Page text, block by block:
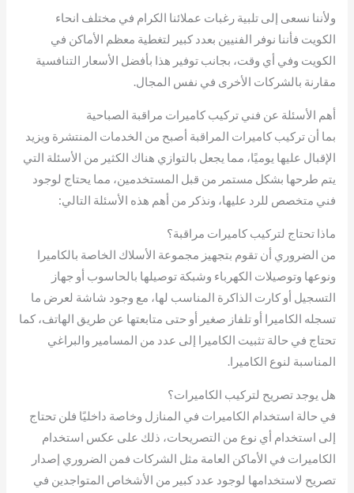
ولأننا نسعى إلى تلبية رغبات عملائنا الكرام في مختلف انحاء
الكويت فأننا نوفر الفنيين بعدد كبير لتغطية معظم الأماكن في
الكويت وفي أي وقت، بجانب توفير هذا بأفضل الأسعار التنافسية
مقارنة بالشركات الأخرى في نفس المجال.
أهم الأسئلة عن فني تركيب كاميرات مراقبة الصباحية
بما أن تركيب كاميرات المراقبة أصبح من الخدمات المنتشرة ويزيد
الإقبال عليها يوميًا، مما يجعل بالتوازي هناك الكثير من الأسئلة التي
يتم طرحها بشكل مستمر من قبل المستخدمين، مما يحتاج لوجود
فني متخصص للرد عليها، ونذكر من أهم هذه الأسئلة التالي:
ماذا تحتاج لتركيب كاميرات مراقبة؟
من الضروري أن تقوم بتجهيز مجموعة الأسلاك الخاصة بالكاميرا
ونوعها وتوصيلات الكهرباء وشبكة توصيلها بالحاسوب أو جهاز
التسجيل أو كارت الذاكرة المناسب لها، مع وجود شاشة لعرض ما
تسجله الكاميرا أو تلفاز صغير أو حتى متابعتها عن طريق الهاتف، كما
تحتاج في حالة تثبيت الكاميرا إلى عدد من المسامير والبراغي
المناسبة لنوع الكاميرا.
هل يوجد تصريح لتركيب الكاميرات؟
في حالة استخدام الكاميرات في المنازل وخاصة داخليًا فلن تحتاج
إلى استخدام أي نوع من التصريحات، ذلك على عكس استخدام
الكاميرات في الأماكن العامة مثل الشركات فمن الضروري إصدار
تصريح لاستخدامها لوجود عدد كبير من الأشخاص المتواجدين في